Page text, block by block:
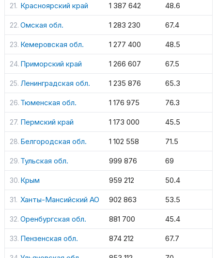
Красноярский край 1 387 642 48.6
Омская обл. 1 283 230 67.4
Кемеровская обл. 1 277 400 48.5
Приморский край 1 266 607 67.5
Ленинградская обл. 1 235 876 65.3
Тюменская обл. 1 176 975 76.3
Пермский край 1 173 000 45.5
Белгородская обл. 1 102 558 71.5
Тульская обл. 999 876 69
Крым 959 212 50.4
Ханты-Мансийский АО 902 863 53.5
Оренбургская обл. 881 700 45.4
Пензенская обл. 874 212 67.7